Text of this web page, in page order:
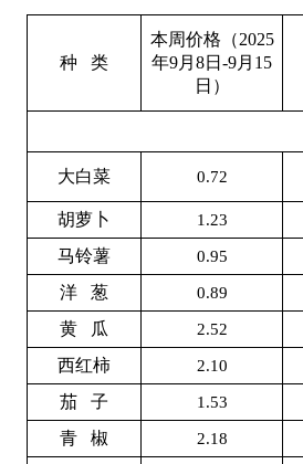
种 类
本周价格（2025
年9月8日-9月15
日）
大白菜 0.72
胡萝卜 1.23
马铃薯 0.95
洋 葱 0.89
黄 瓜 2.52
西红柿 2.10
茄 子 1.53
青 椒 2.18